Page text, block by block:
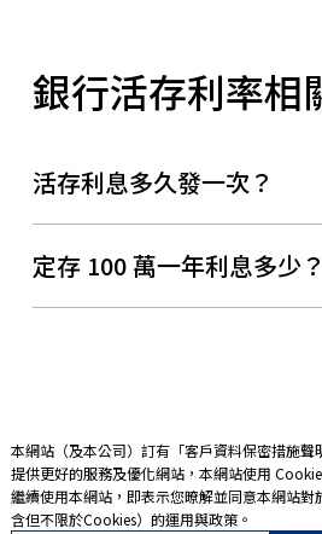
銀行活存利率相
活存利息多久發一次？
定存 100 萬一年利息多少？
本網站（及本公司）訂有「客戶資料保密措施聲
提供更好的服務及優化網站，本網站使用
繼續使用本網站，即表示您暸解並同意本網站
含但不限於Cookies）的運用與政策。